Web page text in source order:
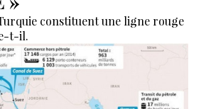
constituent une ligne rouge
ajoute-t-il.